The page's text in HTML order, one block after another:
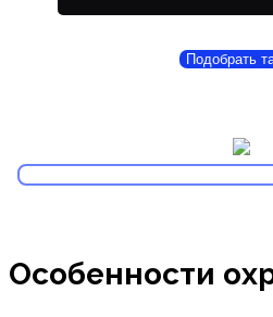
Подобрать
Особенности